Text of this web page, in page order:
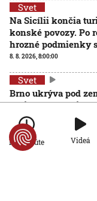
Svet
Na Sicílii končia
konské povozy. Po
hrozné podmienky
8. 8. 2026, 8:00:00
Svet
Brno ukrýva pod
zážitkový labyrint.
pozrieť s kamerou
8. 8. 2026, 7:00:00
Po minúte Videá